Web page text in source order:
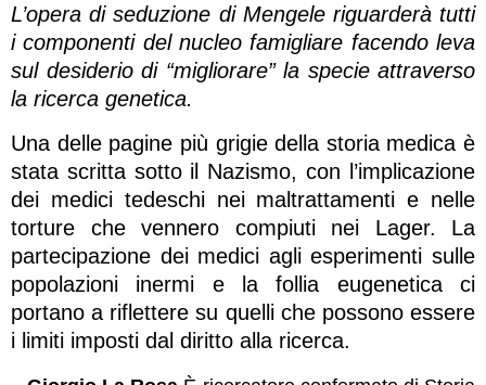
L’opera di seduzione di Mengele riguarderà tutti
i componenti del nucleo famigliare facendo leva
sul desiderio di “migliorare” la specie attraverso
la ricerca genetica.
Una delle pagine più grigie della storia medica è
stata scritta sotto il Nazismo, con l’implicazione
dei medici tedeschi nei maltrattamenti e nelle
torture che vennero compiuti nei Lager. La
partecipazione dei medici agli esperimenti sulle
popolazioni inermi e la follia eugenetica ci
portano a riflettere su quelli che possono essere
i limiti imposti dal diritto alla ricerca.